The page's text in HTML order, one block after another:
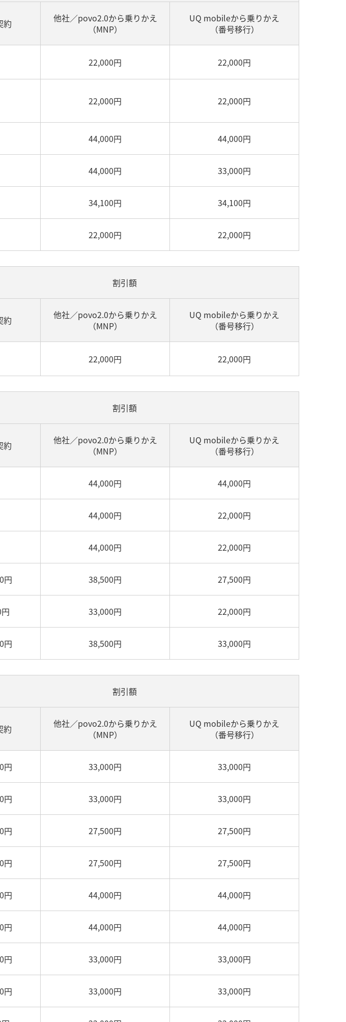
約
他社／povo2.0から乗りかえ
（MNP）
UQ mobileから乗りかえ
（番号移行）
22,000円 22,000円
22,000円 22,000円
44,000円 44,000円
44,000円 33,000円
34,100円 34,100円
22,000円 22,000円
割引額
約
他社／povo2.0から乗りかえ
（MNP）
UQ mobileから乗りかえ
（番号移行）
22,000円 22,000円
割引額
約
他社／povo2.0から乗りかえ
（MNP）
UQ mobileから乗りかえ
（番号移行）
44,000円 44,000円
44,000円 22,000円
44,000円 22,000円
円 38,500円 27,500円
33,000円 22,000円
円 38,500円 33,000円
割引額
約
他社／povo2.0から乗りかえ
（MNP）
UQ mobileから乗りかえ
（番号移行）
円 33,000円 33,000円
円 33,000円 33,000円
円 27,500円 27,500円
円 27,500円 27,500円
円 44,000円 44,000円
円 44,000円 44,000円
円 33,000円 33,000円
円 33,000円 33,000円